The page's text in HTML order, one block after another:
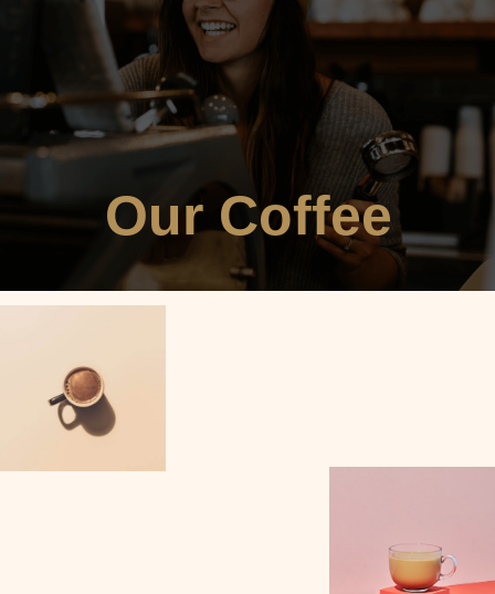
Our Coffee